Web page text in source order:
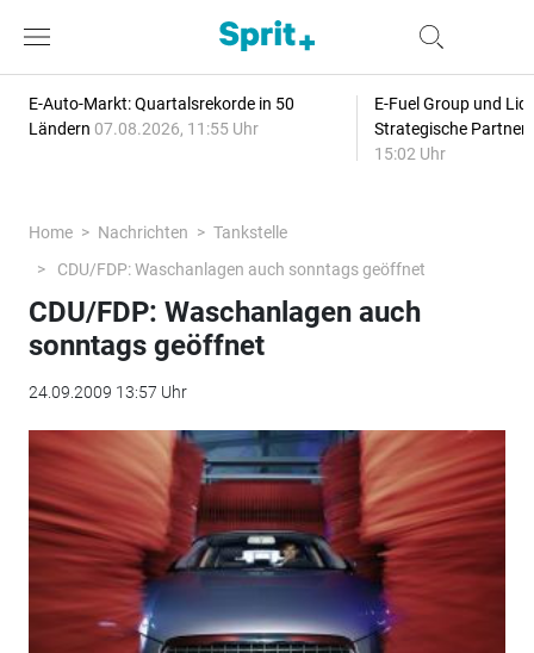
E-Auto-Markt: Quartalsrekorde in 50
Ländern 07.08.2026, 11:55 Uhr
E-Fuel Group und
Strategische
15:02 Uhr
Home Nachrichten
Tankstelle
CDU/FDP: Waschanlagen auch sonntags geöffnet
CDU/FDP: Waschanlagen auch
sonntags geöffnet
24.09.2009 13:57 Uhr